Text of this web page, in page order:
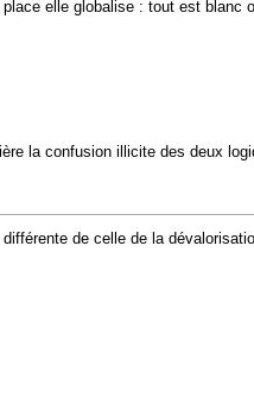
elle globalise : tout est blanc
la confusion illicite des deux
de celle de la